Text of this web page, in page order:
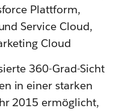
Plattform,
Service Cloud,
Cloud
360-Grad-Sicht
in einer starken
2015 ermöglicht,